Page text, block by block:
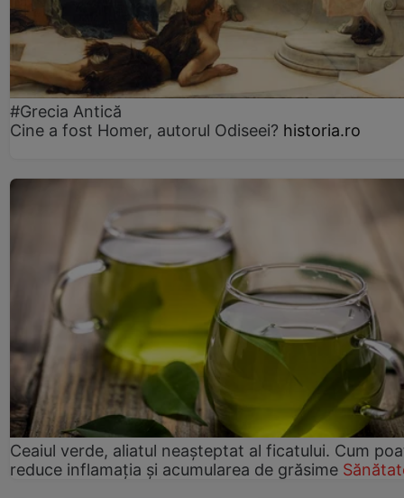
#Grecia Antică
Cine a fost Homer, autorul Odiseei? historia.ro
Ceaiul verde, aliatul neașteptat al ficatului. Cum
reduce inflamația și acumularea de grăsime